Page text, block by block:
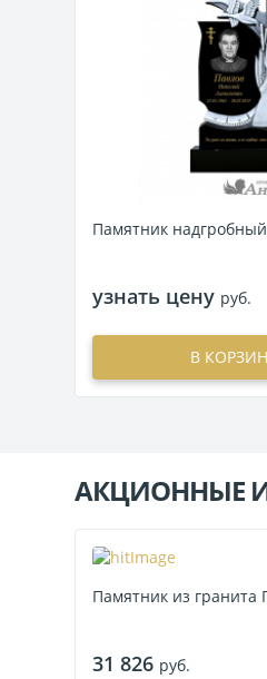
Памятник
узнать цену руб.
В
АКЦИОННЫЕ
Памятник из гранита
31 826 руб.